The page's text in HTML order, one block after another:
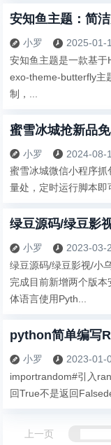
安知鱼主题：简
 小罗  2025-01-
安知鱼主题是一款基
exo-theme-butterfly主
制，...
蜜雪冰城抢新品
 小罗  2024-08-
蜜雪冰城微信小程序
量处，定时运行脚本
绿豆源码/绿豆影
 小罗  2023-03-
绿豆源码/绿豆影视/小
完成目前新增两个版
体语言使用Pyth...
python简单编写
 小罗  2023-01-
importrandom#引入
回True不是返回
上一页